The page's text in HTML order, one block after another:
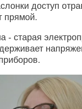
доступ
прямой.
- старая